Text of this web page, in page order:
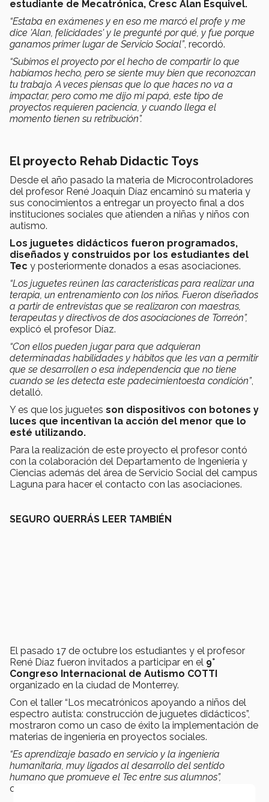
estudiante de Mecatrónica, Cresc Alan Esquivel.
“Estaba en exámenes y en eso me marcó el profe y me
dice 'Alan, felicidades' y le pregunté por qué, y fue porque
ganamos primer lugar de Servicio Social”, recordó.
“Subimos el proyecto por el hecho de compartir lo que
habíamos hecho, pero se siente muy bien que reconozcan
tu trabajo. A veces piensas que lo que haces no va a
impactar, pero como me dijo mi papá, este tipo de
proyectos requieren paciencia, y cuando llega el
momento tienen su retribución”.
El proyecto Rehab Didactic Toys
Desde el año pasado la materia de Microcontroladores
del profesor René Joaquín Díaz encaminó su materia y
sus conocimientos a entregar un proyecto final a dos
instituciones sociales que atienden a niñas y niños con
autismo.
Los juguetes didácticos fueron programados,
diseñados y construidos por los estudiantes del
Tec y posteriormente donados a esas asociaciones.
“Los juguetes reúnen las características para realizar una
terapia, un entrenamiento con los niños. Fueron diseñados
a partir de entrevistas que se realizaron con maestras,
terapeutas y directivos de dos asociaciones de Torreón”,
explicó el profesor Díaz.
“Con ellos pueden jugar para que adquieran
determinadas habilidades y hábitos que les van a permitir
que se desarrollen o esa independencia que no tiene
cuando se les detecta este padecimientoesta condición”,
detalló.
Y es que los juguetes son dispositivos con botones y
luces que incentivan la acción del menor que lo
esté utilizando.
Para la realización de este proyecto el profesor contó
con la colaboración del Departamento de Ingeniería y
Ciencias además del área de Servicio Social del campus
Laguna para hacer el contacto con las asociaciones.
SEGURO QUERRÁS LEER TAMBIÉN
El pasado 17 de octubre los estudiantes y el profesor
René Díaz fueron invitados a participar en el 9°
Congreso Internacional de Autismo COTTI
organizado en la ciudad de Monterrey.
Con el taller “Los mecatrónicos apoyando a niños del
espectro autista: construcción de juguetes didácticos”,
mostraron como un caso de éxito la implementación de
materias de ingeniería en proyectos sociales.
“Es aprendizaje basado en servicio y la ingeniería
humanitaria, muy ligados al desarrollo del sentido
humano que promueve el Tec entre sus alumnos”,
comentó en ese entonces el profesor Díaz.